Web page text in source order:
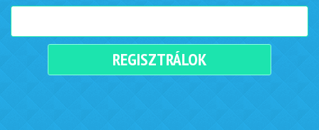
REGISZTRÁLOK